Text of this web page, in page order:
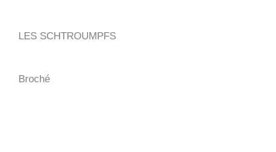
LES SCHTROUMPFS
Broché